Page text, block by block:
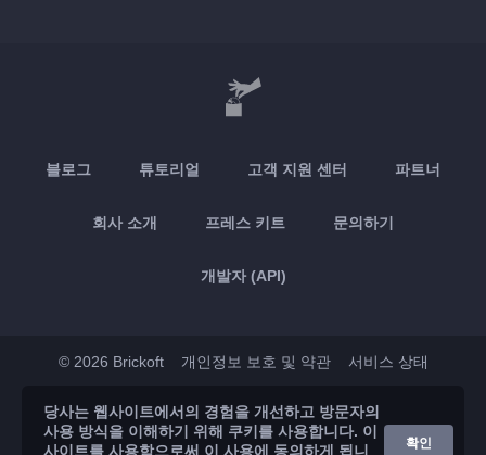
블로그 튜토리얼 고객 지원 센터 파트너
회사 소개 프레스 키트 문의하기
개발자 (API)
© 2026 Brickoft 개인정보 보호 및 약관 서비스 상태
App Store Google Play
당사는 웹사이트에서의 경험을 개선하고 방문자의
사용 방식을 이해하기 위해 쿠키를 사용합니다. 이
사이트를 사용함으로써 이 사용에 동의하게 됩니
확인